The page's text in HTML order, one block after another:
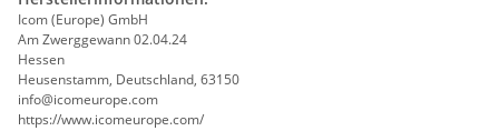
Icom (Europe) GmbH
Am Zwerggewann 02.04.24
Hessen
Heusenstamm, Deutschland, 63150
info@icomeurope.com
https://www.icomeurope.com/